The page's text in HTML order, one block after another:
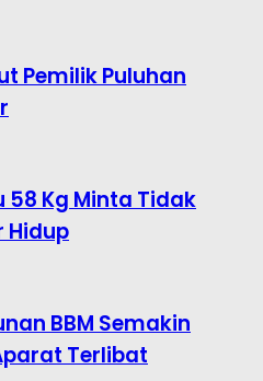
Pemilik Puluhan
58 Kg Minta Tidak
Hidup
BBM Semakin
Terlibat